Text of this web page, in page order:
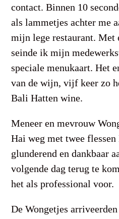
contact. Binnen 10
als lammetjes achter me
mijn lege restaurant. Met
seinde ik mijn
speciale menukaart. Het
van de wijn, vijf keer zo
Bali Hatten wine.
Meneer en mevrouw
Hai weg met twee
glunderend en dankbaar
volgende dag terug te
het als professional voor.
De Wongetjes